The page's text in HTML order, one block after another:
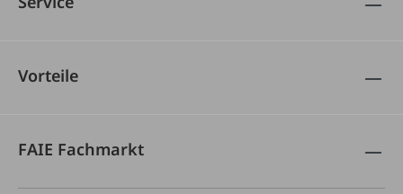
Vorteile
FAIE Fachmarkt